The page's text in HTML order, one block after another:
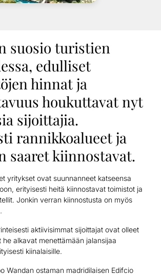
suosio turistien
edulliset
hinnat ja
houkuttavat nyt
sijoittajia.
rannikkoalueet ja
saaret kiinnostavat.
yritykset ovat suunnanneet katseensa
erityisesti heitä kiinnostavat toimistot ja
Jonkin verran kiinnostusta on myös
aktiivisimmat sijoittajat ovat olleet
alkavat menettämään jalansijaa
kiinalaisille.
Wandan ostaman madridilaisen Edifcio